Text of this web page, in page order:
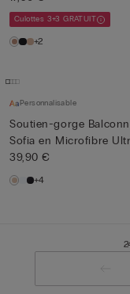
Culottes 3+3 GRATUIT
+2
Personnalisable
Soutien-gorge
Sofia en Microfibre
39,90 €
+4